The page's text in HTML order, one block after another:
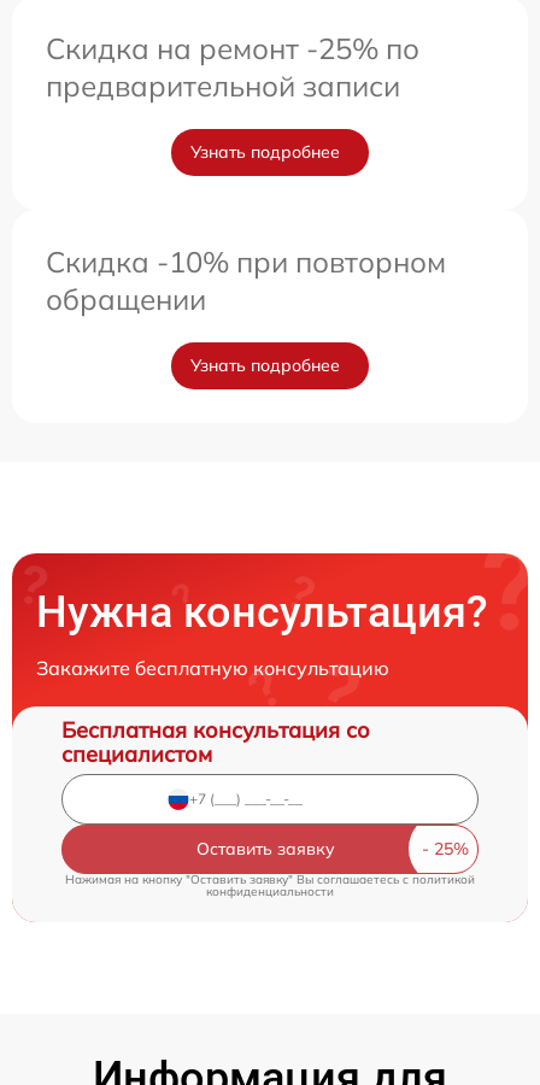
Скидка на ремонт -25% по
предварительной записи
Узнать подробнее
Скидка -10% при повторном
обращении
Узнать подробнее
Нужна консультация?
Закажите бесплатную консультацию
Бесплатная консультация со
специалистом
Оставить заявку
Нажимая на кнопку "Оставить заявку" Вы соглашаетесь cполитикой
конфиденциальности